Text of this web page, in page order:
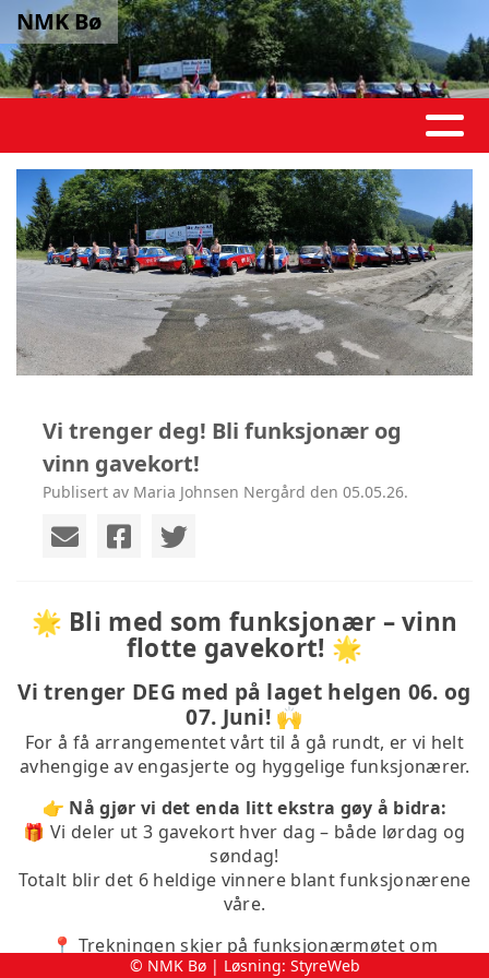
NMK Bø
Vi trenger deg! Bli funksjonær og
vinn gavekort!
Publisert av Maria Johnsen Nergård den 05.05.26.
🌟 Bli med som funksjonær – vinn
flotte gavekort! 🌟
Vi trenger DEG med på laget helgen 06. og
07. Juni! 🙌
For å få arrangementet vårt til å gå rundt, er vi helt
avhengige av engasjerte og hyggelige funksjonærer.
👉 Nå gjør vi det enda litt ekstra gøy å bidra:
🎁 Vi deler ut 3 gavekort hver dag – både lørdag og
søndag!
Totalt blir det 6 heldige vinnere blant funksjonærene
våre.
📍 Trekningen skjer på funksjonærmøtet om
morgenen begge dager.
© NMK Bø | Løsning: StyreWeb